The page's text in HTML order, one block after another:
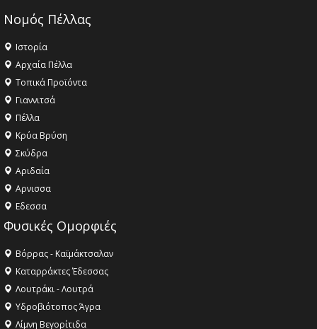
Νομός Πέλλας
Ιστορία
Αρχαία Πέλλα
Τοπικά Προϊόντα
Γιαννιτσά
Πέλλα
Κρύα Βρύση
Σκύδρα
Αριδαία
Aρνισσα
Eδεσσα
Φυσικές Ομορφιές
Βόρρας - Καϊμάκτσαλαν
Καταρράκτες Έδεσσας
Λουτράκι - Λουτρά
Υδροβιότοπος Άγρα
Λίμνη Βεγορίτιδα